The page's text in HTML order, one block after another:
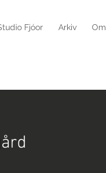
Fjóor Arkiv Om